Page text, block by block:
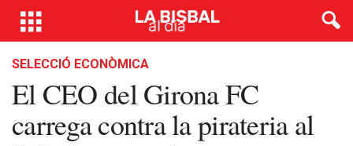
SELECCIÓ ECONÒMICA
El CEO del Girona FC
carrega contra la pirateria al